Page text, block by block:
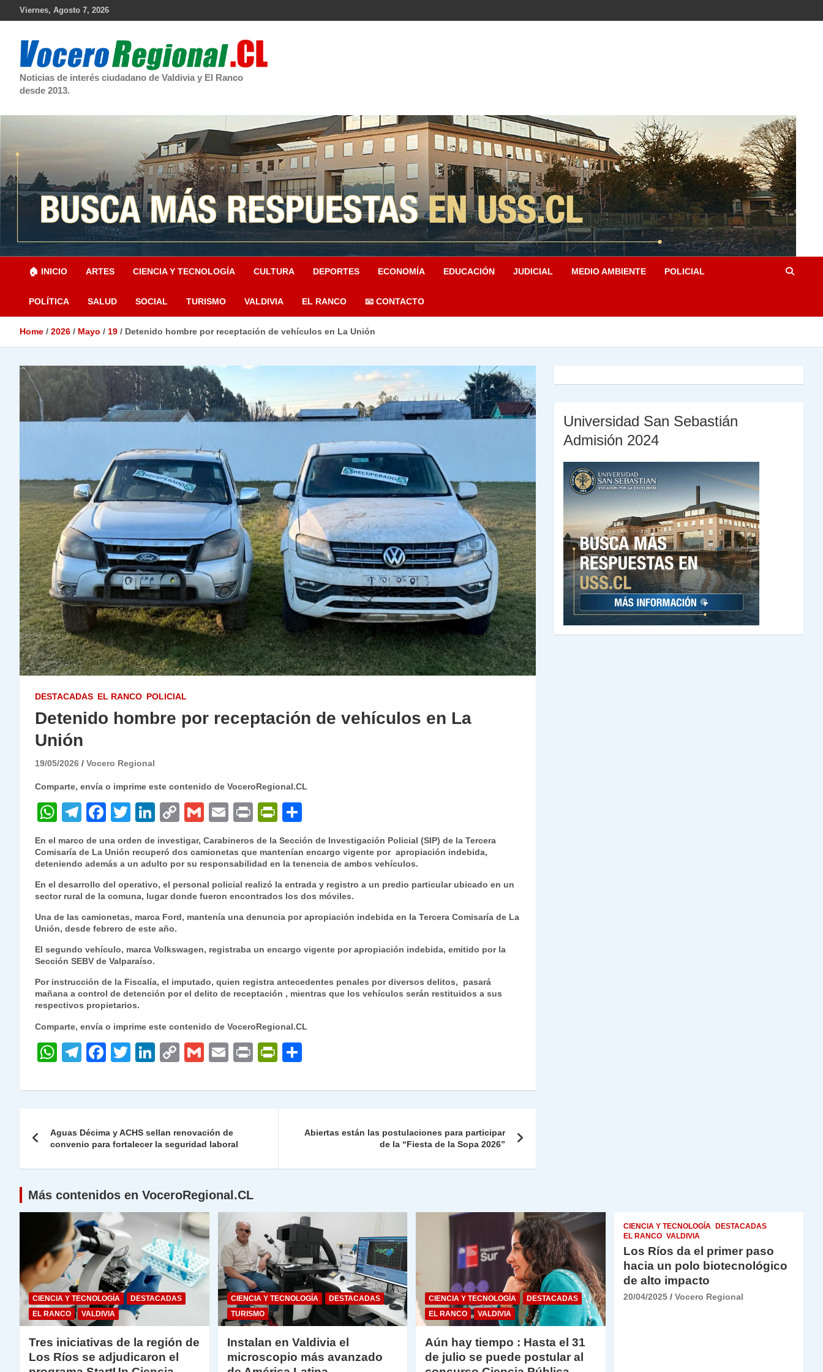
Viernes, Agosto 7, 2026
Noticias de interés ciudadano de Valdivia y El Ranco
desde 2013.
🏠 INICIO ARTES CIENCIA Y TECNOLOGÍA CULTURA DEPORTES ECONOMÍA EDUCACIÓN JUDICIAL MEDIO AMBIENTE POLICIAL
POLÍTICA SALUD SOCIAL TURISMO VALDIVIA EL RANCO 📧 CONTACTO
Home 2026 Mayo 19 Detenido hombre por receptación de vehículos en La Unión
DESTACADAS EL RANCO POLICIAL
Detenido hombre por receptación de vehículos en La
Unión
19/05/2026 Vocero Regional
Comparte, envía o imprime este contenido de VoceroRegional.CL
W
at
s
A
p
p
T
el
e
gr
a
m
F
c
e
b
o
o
k
T
w
itt
er
Li
n
k
e
dI
n
C
o
p
y
Li
n
G
m
ai
l
E
m
ai
l
P
ri
nt
P
ri
nt
Fr
ie
n
y
o
m
p
ar
tir
En el marco de una orden de investigar, Carabineros de la Sección de Investigación Policial (SIP) de la Tercera
Comisaría de La Unión recuperó dos camionetas que mantenían encargo vigente por apropiación indebida,
deteniendo además a un adulto por su responsabilidad en la tenencia de ambos vehículos.
En el desarrollo del operativo, el personal policial realizó la entrada y registro a un predio particular ubicado en un
sector rural de la comuna, lugar donde fueron encontrados los dos móviles.
Una de las camionetas, marca Ford, mantenía una denuncia por apropiación indebida en la Tercera Comisaría de La
Unión, desde febrero de este año.
El segundo vehículo, marca Volkswagen, registraba un encargo vigente por apropiación indebida, emitido por la
Sección SEBV de Valparaíso.
Por instrucción de la Fiscalía, el imputado, quien registra antecedentes penales por diversos delitos, pasará
mañana a control de detención por el delito de receptación , mientras que los vehículos serán restituidos a sus
respectivos propietarios.
Comparte, envía o imprime este contenido de VoceroRegional.CL
W
at
A
p
p
T
e
a
m
F
c
b
o
o
k
T
itt
Li
k
dI
n
C
p
Li
n
k
G
ai
E
ai
P
nt
P
nt
dl
m
ar
de
entradas
Aguas Décima y ACHS sellan renovación de
convenio para fortalecer la seguridad laboral
Abiertas están las postulaciones para participar
de la “Fiesta de la Sopa 2026”
Universidad San Sebastián
Admisión 2024
Más contenidos en VoceroRegional.CL
CIENCIA Y TECNOLOGÍA
DESTACADAS
EL RANCO
VALDIVIA
Tres iniciativas de la región de
Los Ríos se adjudicaron el
CIENCIA Y TECNOLOGÍA
DESTACADAS
TURISMO
Instalan en Valdivia el
microscopio más avanzado
CIENCIA Y TECNOLOGÍA
DESTACADAS
EL RANCO
VALDIVIA
Aún hay tiempo : Hasta el 31
de julio se puede postular al
CIENCIA Y TECNOLOGÍA
DESTACADAS
EL RANCO VALDIVIA
Los Ríos da el primer paso
hacia un polo biotecnológico
de alto impacto
20/04/2025 Vocero Regional